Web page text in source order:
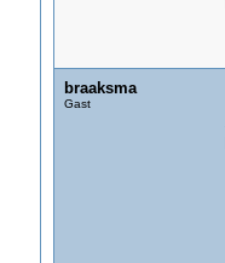
braaksma
Gast